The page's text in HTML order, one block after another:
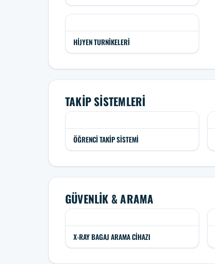
HIJYEN TURNIKELERI
TAKIP SISTEMLERI
ÖĞRENCI TAKIP SISTEMI
GÜVENLIK & ARAMA
X-RAY BAGAJ ARAMA CIHAZI